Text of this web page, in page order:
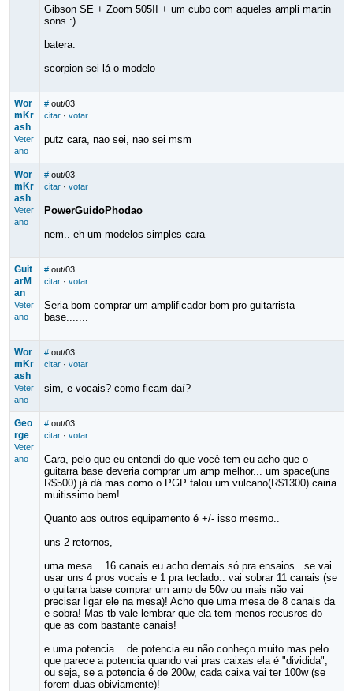
Gibson SE + Zoom 505II + um cubo com aqueles ampli martin
sons :)
batera:
scorpion sei lá o modelo
Wor
mKr
ash
Veter
ano
# out/03
citar· votar
putz cara, nao sei, nao sei msm
Wor
mKr
ash
Veter
ano
# out/03
citar· votar
PowerGuidoPhodao
nem.. eh um modelos simples cara
Guit
arM
an
Veter
ano
# out/03
citar· votar
Seria bom comprar um amplificador bom pro guitarrista
base.......
Wor
mKr
ash
Veter
ano
# out/03
citar· votar
sim, e vocais? como ficam daí?
Geo
rge
Veter
ano
# out/03
citar· votar
Cara, pelo que eu entendi do que você tem eu acho que o
guitarra base deveria comprar um amp melhor... um space(uns
R$500) já dá mas como o PGP falou um vulcano(R$1300) cairia
muitissimo bem!
Quanto aos outros equipamento é +/- isso mesmo..
uns 2 retornos,
uma mesa... 16 canais eu acho demais só pra ensaios.. se vai
usar uns 4 pros vocais e 1 pra teclado.. vai sobrar 11 canais (se
o guitarra base comprar um amp de 50w ou mais não vai
precisar ligar ele na mesa)! Acho que uma mesa de 8 canais da
e sobra! Mas tb vale lembrar que ela tem menos recusros do
que as com bastante canais!
e uma potencia... de potencia eu não conheço muito mas pelo
que parece a potencia quando vai pras caixas ela é "dividida",
ou seja, se a potencia é de 200w, cada caixa vai ter 100w (se
forem duas obiviamente)!